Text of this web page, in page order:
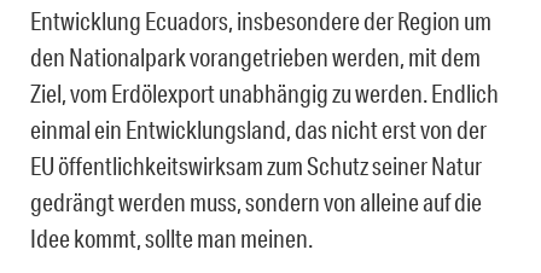
Entwicklung Ecuadors, insbesondere der Region um
den Nationalpark vorangetrieben werden, mit dem
Ziel, vom Erdölexport unabhängig zu werden. Endlich
einmal ein Entwicklungsland, das nicht erst von der
EU öffentlichkeitswirksam zum Schutz seiner Natur
gedrängt werden muss, sondern von alleine auf die
Idee kommt, sollte man meinen.